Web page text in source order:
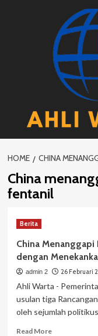
HOME CHINA
China
fentanil
Berita
China Menanggapi
dengan
admin 2 26 Februari
Ahli Warta -
usulan tiga
oleh sejumlah
Read MoreRead